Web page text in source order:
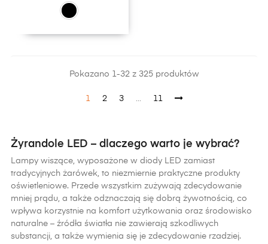
Pokazano 1-32 z 325 produktów
1 2 3 … 11
Żyrandole LED – dlaczego warto je wybrać?
Lampy wiszące, wyposażone w diody LED zamiast
tradycyjnych żarówek, to niezmiernie praktyczne produkty
oświetleniowe. Przede wszystkim zużywają zdecydowanie
mniej prądu, a także odznaczają się dobrą żywotnością, co
wpływa korzystnie na komfort użytkowania oraz środowisko
naturalne – źródła światła nie zawierają szkodliwych
substancji, a także wymienia się je zdecydowanie rzadziej.